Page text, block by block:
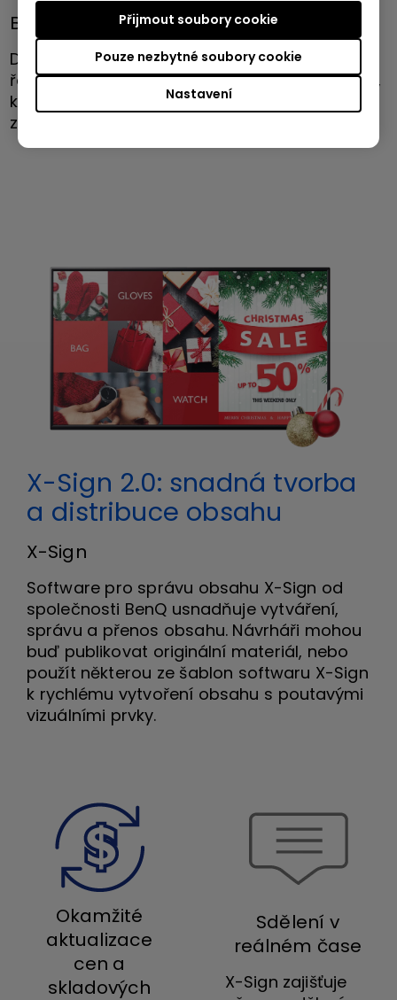
Nastavení
Pouze nezbytné soubory cookie
Přijmout soubory cookie
Bezdrátová prezentace
Digital signage displej podporuje jednoduché
řešení pro prezentaci a spolupráci InstaShare,
které umožňuje návrhářům bezdrátově
zobrazovat obsah.
X-Sign 2.0: snadná tvorba
a distribuce obsahu
X-Sign
Software pro správu obsahu X-Sign od
společnosti BenQ usnadňuje vytváření,
správu a přenos obsahu. Návrháři mohou
buď publikovat originální materiál, nebo
použít některou ze šablon softwaru X-Sign
k rychlému vytvoření obsahu s poutavými
vizuálními prvky.
Okamžité
aktualizace
cen a
skladových
Sdělení v
reálném čase
X-Sign zajišťuje